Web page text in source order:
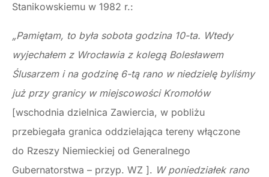
Stanikowskiemu w 1982 r.:
„Pamiętam, to była sobota godzina 10-ta. Wtedy
wyjechałem z Wrocławia z kolegą Bolesławem
Ślusarzem i na godzinę 6-tą rano w niedzielę byliśmy
już przy granicy w miejscowości Kromołów
[wschodnia dzielnica Zawiercia, w pobliżu
przebiegała granica oddzielająca tereny włączone
do Rzeszy Niemieckiej od Generalnego
Gubernatorstwa – przyp. WZ ]. W poniedziałek rano